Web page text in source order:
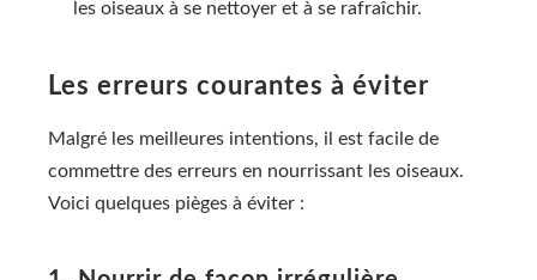
les oiseaux à se nettoyer et à se rafraîchir.
Les erreurs courantes à éviter
Malgré les meilleures intentions, il est facile de
commettre des erreurs en nourrissant les oiseaux.
Voici quelques pièges à éviter :